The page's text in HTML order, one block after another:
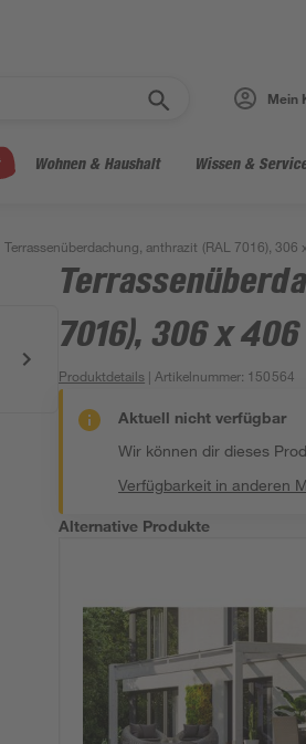
Mein
Wohnen & Haushalt Wissen &
Terrassenüberdachung, anthrazit (RAL 7016), 306
7016), 306 x
Produktdetails | Artikelnummer: 150564
Aktuell nicht verfügbar
Wir können dir dieses
Verfügbarkeit in anderen
Alternative Produkte